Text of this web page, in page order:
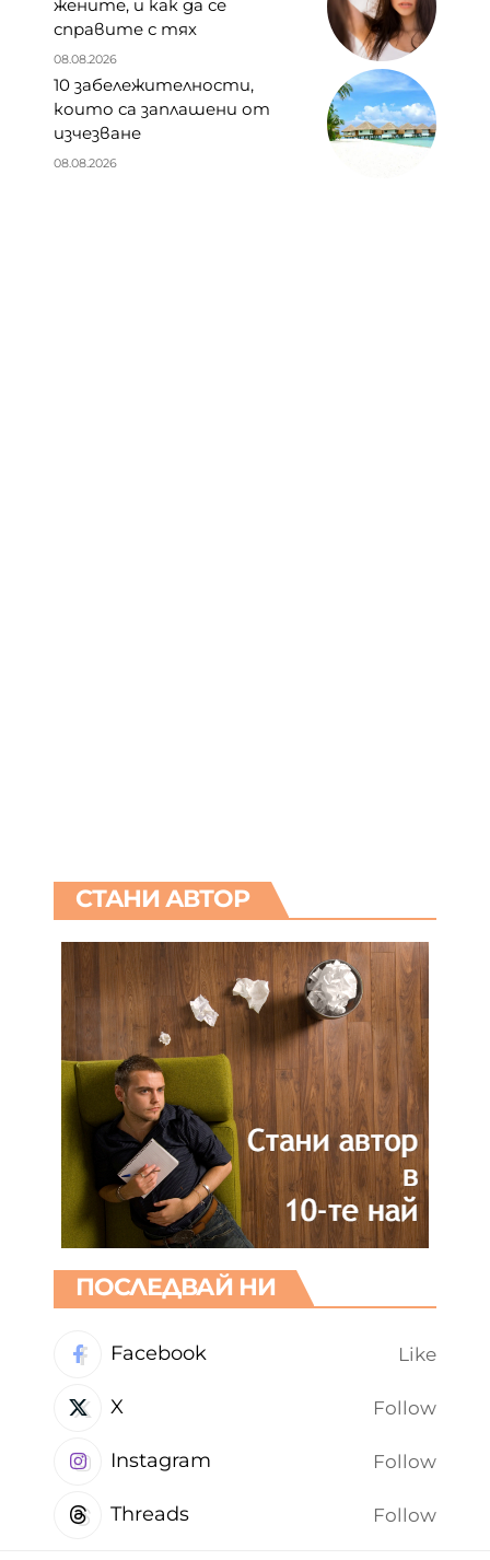
жените, и как да се
справите с тях
08.08.2026
10 забележителности,
които са заплашени от
изчезване
08.08.2026
СТАНИ АВТОР
ПОСЛЕДВАЙ НИ
Facebook Like
X Follow
Instagram Follow
Threads Follow